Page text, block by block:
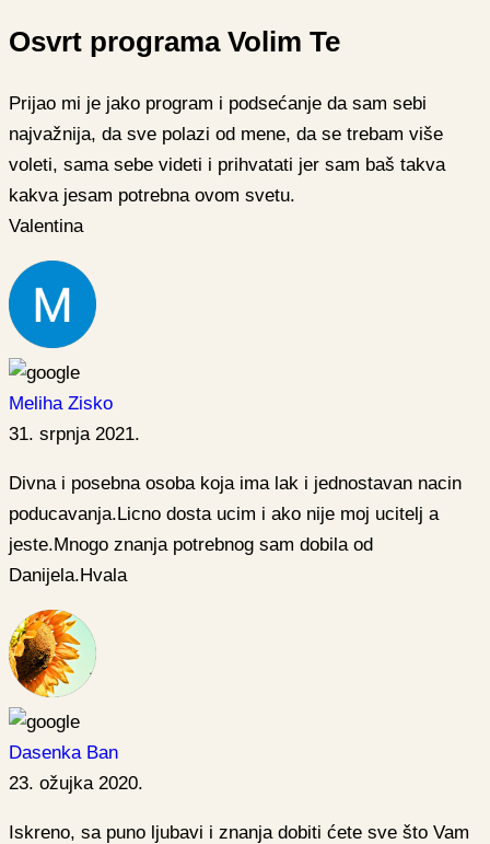
Osvrt programa Volim Te
Prijao mi je jako program i podsećanje da sam sebi
najvažnija, da sve polazi od mene, da se trebam više
voleti, sama sebe videti i prihvatati jer sam baš takva
kakva jesam potrebna ovom svetu.
Valentina
Meliha Zisko
31. srpnja 2021.
Divna i posebna osoba koja ima lak i jednostavan nacin
poducavanja.Licno dosta ucim i ako nije moj ucitelj a
jeste.Mnogo znanja potrebnog sam dobila od
Danijela.Hvala
Dasenka Ban
23. ožujka 2020.
Iskreno, sa puno ljubavi i znanja dobiti ćete sve što Vam